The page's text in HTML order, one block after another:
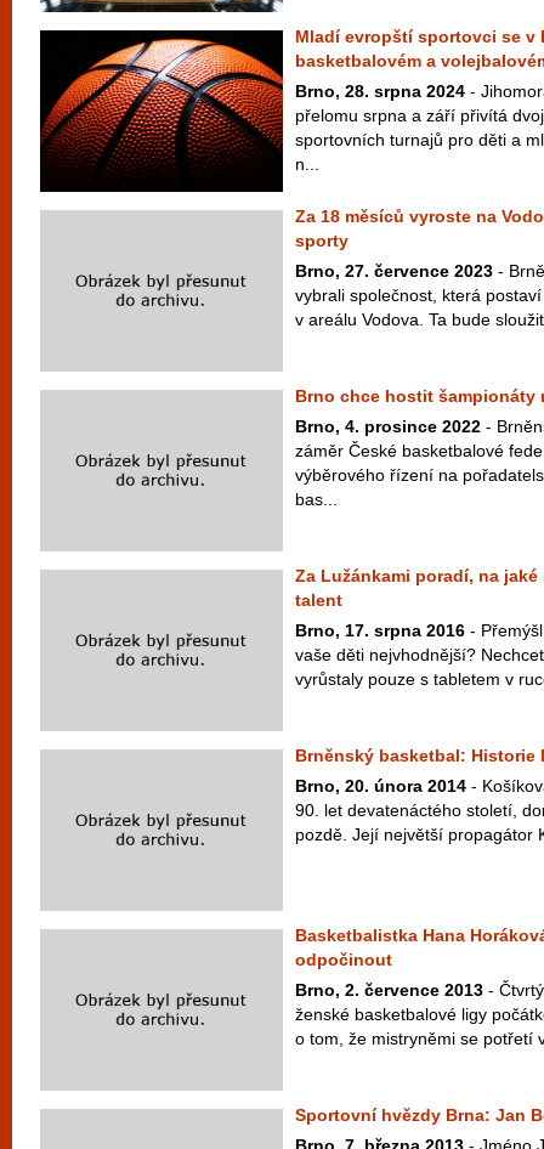
Mladí evropští sportovci se v
basketbalovém a
Brno, 28. srpna 2024 -
přelomu srpna a září přivítá
sportovních turnajů pro děti a
n...
Za 18 měsíců vyroste na
sporty
Brno, 27. července 2023 -
vybrali společnost, která
v areálu Vodova. Ta bude
Brno chce hostit šampionáty
Brno, 4. prosince 2022 -
záměr České basketbalové
výběrového řízení na
bas...
Za Lužánkami poradí, na
talent
Brno, 17. srpna 2016 -
vaše děti nejvhodnější?
vyrůstaly pouze s tabletem v
Brněnský basketbal:
Brno, 20. února 2014 -
90. let devatenáctého století,
pozdě. Její největší propagátor
Basketbalistka Hana
odpočinout
Brno, 2. července 2013 -
ženské basketbalové ligy
o tom, že mistryněmi se potřetí
Sportovní hvězdy Brna: Jan